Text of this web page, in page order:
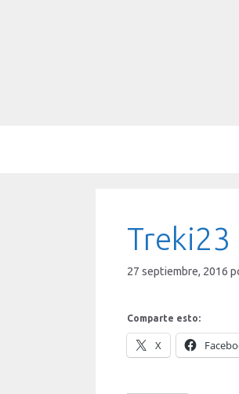
Treki23
27 septiembre, 2016
Comparte esto:
X